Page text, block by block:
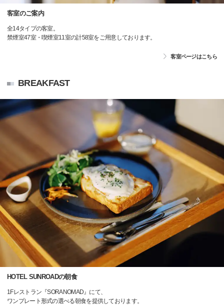
客室のご案内
全14タイプの客室。
禁煙室47室・喫煙室11室の計58室をご用意しております。
客室ページはこちら
BREAKFAST
HOTEL SUNROADの朝食
1Fレストラン『SORANOMAD』にて、
ワンプレート形式の選べる朝食を提供しております。